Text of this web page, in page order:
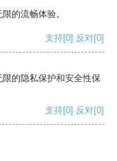
的流畅体验。
支持[0] 反对[0]
的隐私保护和安全性保
支持[0] 反对[0]